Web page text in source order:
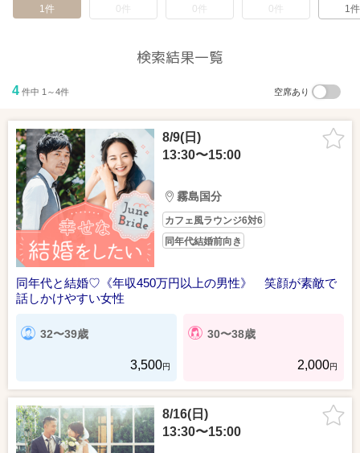
2026/07/26（日）
将来をみすえたパートナー♡若くみられる女性と《堅実で誠実な
男性》
結婚前向き♡《年収450万円以上の男性》と笑顔がかわいい女性
GoogleMapで見る
JR国分駅から徒歩6分、きりしま国分山形屋から徒歩2分。
”国分駅入口交差点”角の緑のレンガのビル１階です。
1件
0件
0件
0件
1件
検索結果一覧
4 件中 1～4件 空席あり
8/9(日)
13:30〜15:00
霧島国分
カフェ風ラウンジ6対6
同年代結婚前向き
同年代と結婚♡《年収450万円以上の男性》 笑顔が素敵で
話しかけやすい女性
32〜39歳
3,500円
30〜38歳
2,000円
8/16(日)
13:30〜15:00